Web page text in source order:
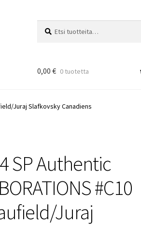
0,00 € 0 tuotetta
Juraj Slafkovsky Canadiens
SP Authentic
#C10
Juraj